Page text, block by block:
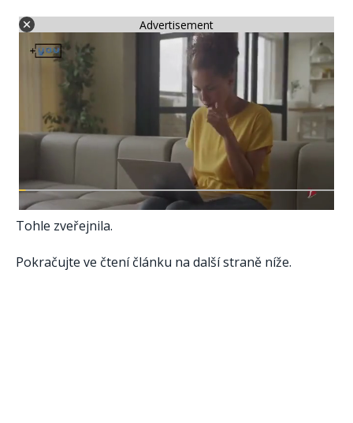
Advertisement
Tohle zveřejnila.
Pokračujte ve čtení článku na další straně níže.